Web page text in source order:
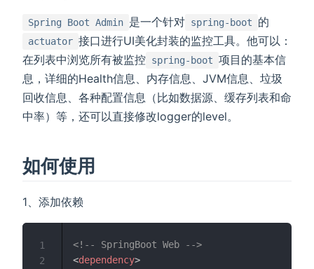
Spring Boot Admin 是一个针对 spring-boot 的
actuator 接口进行UI美化封装的监控工具。他可以：
在列表中浏览所有被监控 spring-boot 项目的基本信
息，详细的Health信息、内存信息、JVM信息、垃圾
回收信息、各种配置信息（比如数据源、缓存列表和命
中率）等，还可以直接修改logger的level。
如何使用
1、添加依赖
<!-- SpringBoot Web -->
<dependency>
1
2